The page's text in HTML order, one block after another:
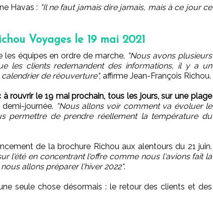
Havas : "Il ne faut jamais dire jamais, mais à ce jour ce
Voyages le 19 mai 2021
équipes en ordre de marche. "Nous avons plusieurs
les clients redemandent des informations, il y a un
de réouverture", affirme Jean-François Richou.
rouvrir le 19 mai prochain, tous les jours, sur une plage
journée. "Nous allons voir comment va évoluer le
permettre de prendre réellement la température du
de la brochure Richou aux alentours du 21 juin.
l'été en concentrant l'offre comme nous l'avions fait la
allons préparer l'hiver 2022".
seule chose désormais : le retour des clients et des